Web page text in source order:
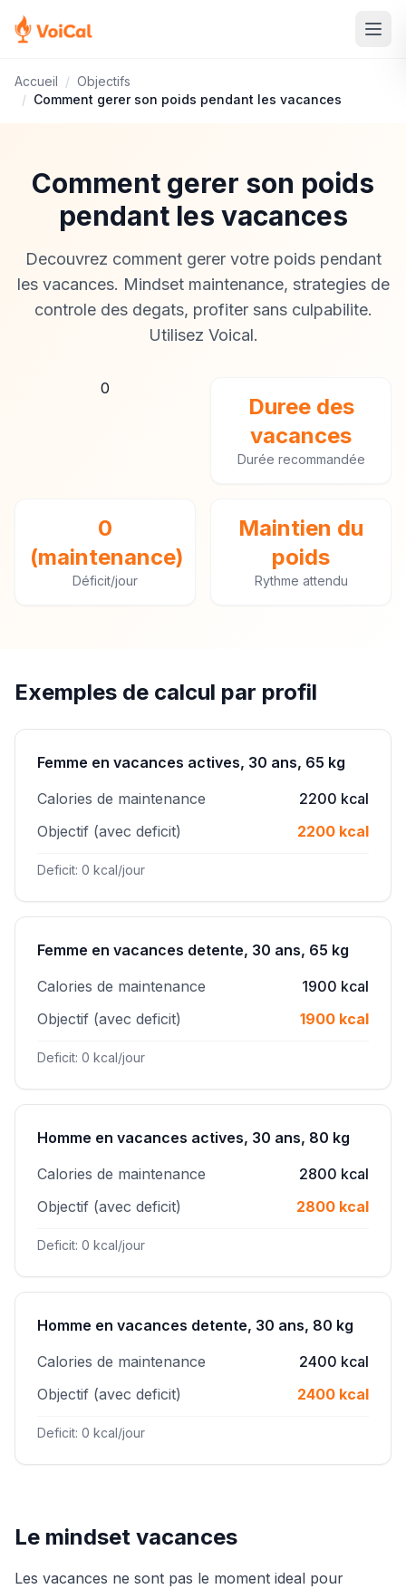
Accueil / Objectifs
/ Comment gerer son poids pendant les vacances
Comment gerer son poids
pendant les vacances
Decouvrez comment gerer votre poids pendant
les vacances. Mindset maintenance, strategies de
controle des degats, profiter sans culpabilite.
Utilisez Voical.
0
Duree des
vacances
Durée recommandée
0
(maintenance)
Déficit/jour
Maintien du
poids
Rythme attendu
Exemples de calcul par profil
Femme en vacances actives, 30 ans, 65 kg
Calories de maintenance
2200 kcal
Objectif (avec deficit)
2200 kcal
Deficit: 0 kcal/jour
Femme en vacances detente, 30 ans, 65 kg
Calories de maintenance
1900 kcal
Objectif (avec deficit)
1900 kcal
Deficit: 0 kcal/jour
Homme en vacances actives, 30 ans, 80 kg
Calories de maintenance
2800 kcal
Objectif (avec deficit)
2800 kcal
Deficit: 0 kcal/jour
Homme en vacances detente, 30 ans, 80 kg
Calories de maintenance
2400 kcal
Objectif (avec deficit)
2400 kcal
Deficit: 0 kcal/jour
Le mindset vacances
Les vacances ne sont pas le moment ideal pour